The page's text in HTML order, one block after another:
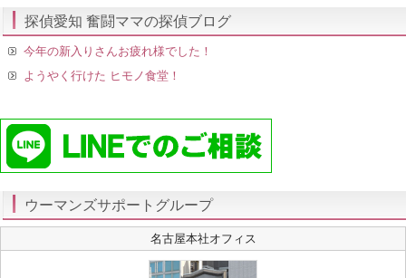
探偵愛知 奮闘ママの探偵ブログ
今年の新入りさんお疲れ様でした！
ようやく行けた ヒモノ食堂！
ウーマンズサポートグループ
名古屋本社オフィス